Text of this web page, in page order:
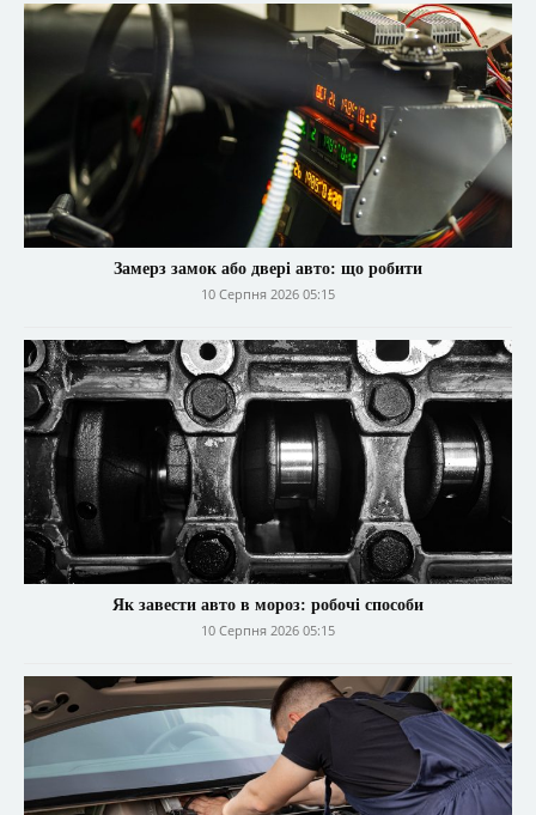
Замерз замок або двері авто: що робити
10 Серпня 2026 05:15
Як завести авто в мороз: робочі способи
10 Серпня 2026 05:15